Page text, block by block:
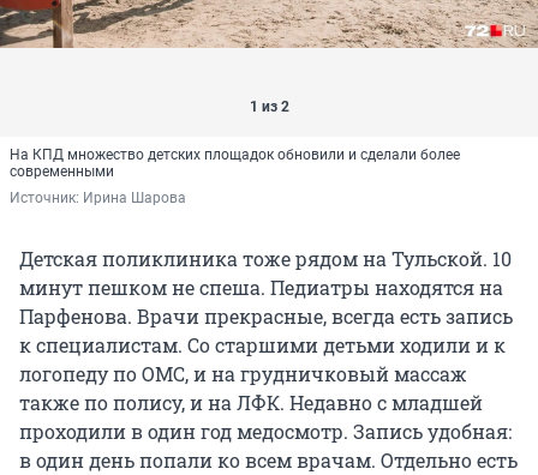
1 из 2
На КПД множество детских площадок обновили и сделали более
современными
Источник: Ирина Шарова
Детская поликлиника тоже рядом на Тульской. 10
минут пешком не спеша. Педиатры находятся на
Парфенова. Врачи прекрасные, всегда есть запись
к специалистам. Со старшими детьми ходили и к
логопеду по ОМС, и на грудничковый массаж
также по полису, и на ЛФК. Недавно с младшей
проходили в один год медосмотр. Запись удобная:
в один день попали ко всем врачам. Отдельно есть